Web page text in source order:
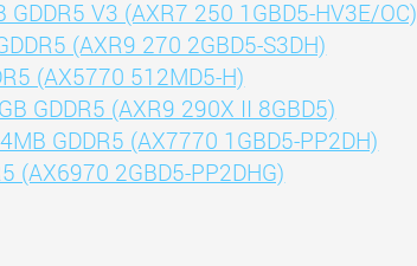
V3 (AXR7 250 1GBD5-HV3E/OC)
(AXR9 270 2GBD5-S3DH)
(AX5770 512MD5-H)
GDDR5 (AXR9 290X II 8GBD5)
GDDR5 (AX7770 1GBD5-PP2DH)
(AX6970 2GBD5-PP2DHG)